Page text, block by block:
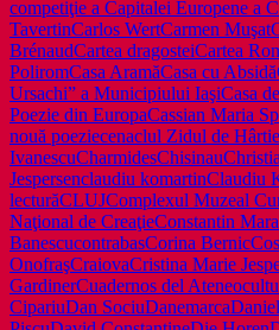
competiţie a Capitalei Europene a
TavertinCarlos WertCarmen Muşat
BrénaudCartea dragosteiCartea
PoliromCasa AramăCasa cu Absidă
Ursachi” a Municipiului IaşiCasa
Poezie din EuropaCassian Maria
nouă poeziecenaclul Zidul de Hârtie
IvanescuCharmidesChisinau
Jespersenclaudiu komartinClaudiu
lecturăCLUJComplexul Muzeal
Naţional de CreaţieConstantin
BanescucontrabasCorina Bernic
OnofraşCraiovaCristina Marie
GardinerCuadernos del Ateneo
CipariuDan SociuDanemarca